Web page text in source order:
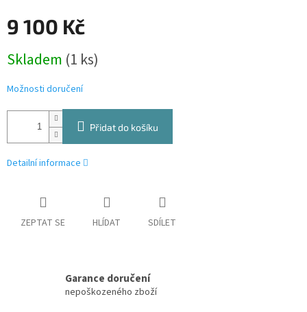
9 100 Kč
cena:
Skladem (1 ks)
Možnosti doručení
Přidat do košíku
Detailní informace
ZEPTAT SE HLÍDAT SDÍLET
Garance doručení
nepoškozeného zboží